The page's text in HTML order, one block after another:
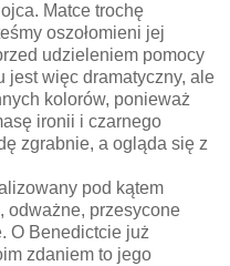
Matce trochę
oszołomieni jej
udzieleniem pomocy
jest więc dramatyczny, ale
kolorów, ponieważ
ironii i czarnego
zgrabnie, a ogląda się z
pod kątem
odważne, przesycone
O Benedictcie już
zdaniem to jego